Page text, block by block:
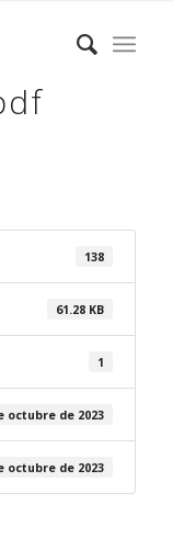
138
61.28 KB
1
octubre de 2023
octubre de 2023